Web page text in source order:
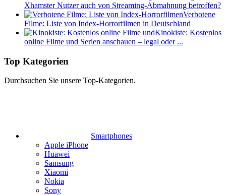
Xhamster Nutzer auch von Streaming-Abmahnung betroffen?
Verbotene
Filme: Liste von Index-Horrorfilmen in Deutschland
Kinokiste: Kostenlos
online Filme und Serien anschauen – legal oder ...
Top Kategorien
Durchsuchen Sie unsere Top-Kategorien.
Smartphones
Apple iPhone
Huawei
Samsung
Xiaomi
Nokia
Sony